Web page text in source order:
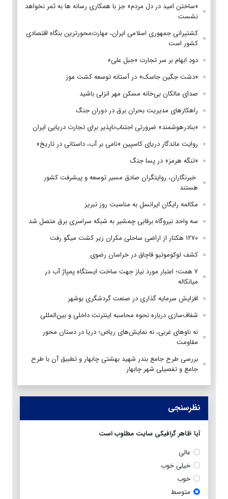
«ساختن امید در دل مردم» جز با همکاری رسانه ها به ثمر نخواهد
نشست
کشتیرانی جمهوری اسلامی ایران، مهارت‌محورترین بنگاه اقتصادی
کشور است
دودِ ابهام بر سر تجارت «جبل علی»
«دشت جگین جاسک» در آستانه توسعه کشت موز
صدای مالکان بی‌خانه مسکن مهر انزلی باشید
راهکارهای مدیریت بحران برق در دوران جنگ
«بنادرهوشمند» ضرورتی اجتناب‌ناپذیر برای تجارت دریایی ایران
روایت ماندگار دریای کاسپین «نامی بر آب، داستانی در تاریخ»
«تنگه هرمز» در پسا جنگ
‌ خبرنگاران، روایتگران صادق مسیر توسعه و پیشرفت کشور
هستند
مکالمه رایگان ایرانسل به مناسبت روز تبریز
سه واحد نیروگاه برقابی چمشیر به شبکه سراسری برق متصل شد
۱۲۷۰ هکتار از اراضی ساحلی مکران زیر کشت میگو رفت
کشف لوکوموتیو قاچاق در خراسان رضوی
۷ همت؛ اعتبار مورد نیاز جهت ساخت ایستگاه پمپاژ آب در
میانکاله
افزایش سرمایه گذاری در صنعت گردشگری بوشهر
شفاف‌سازی درباره نحوه محاسبه اینترنت داخلی و بین‌المللی
نه ناوهای غربی، نه نمایش‌های ریاض؛ دریا در دستان محور
مقاومت
بررسی طرح جامع بندر شهید بهشتی چابهار و تطبیق آن با طرح
جامع و تفصیلی شهر چابهار
نظرسنجی
آیا ظاهر گرافیکی سایت مطلوب است
عالی
خیلی خوب
خوب
متوسط